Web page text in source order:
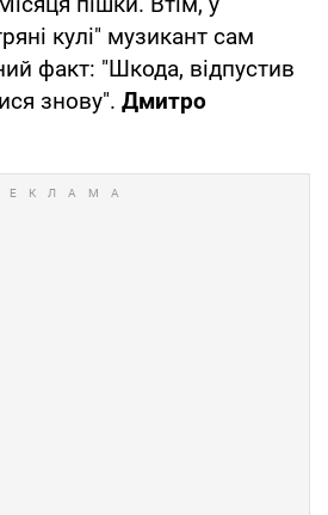
кулі" музикант сам
факт: "Шкода, відпустив
знову". Дмитро